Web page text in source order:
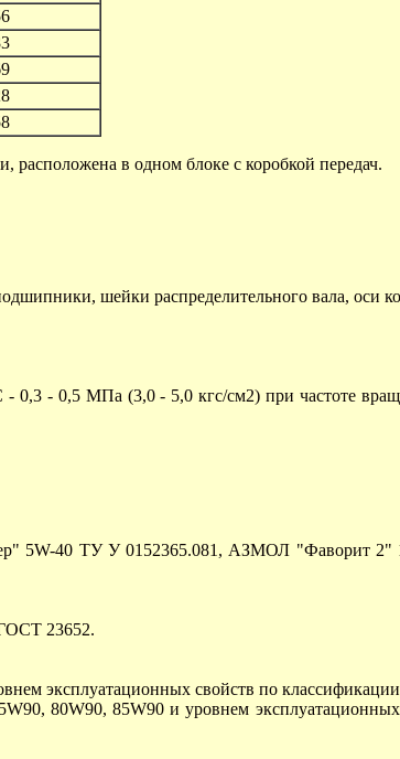
расположена в одном блоке с коробкой передач.
шейки распределительного вала, оси
0,3 - 0,5 МПа (3,0 - 5,0 кгс/см2) при частоте
5W-40 ТУ У 0152365.081, АЗМОЛ "Фаворит 2"
23652.
эксплуатационных свойств по
80W90, 85W90 и уровнем